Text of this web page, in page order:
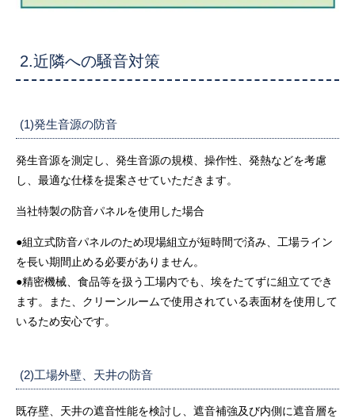
2.近隣への騒音対策
(1)発生音源の防音
発生音源を測定し、発生音源の規模、操作性、発熱などを考慮
し、最適な仕様を提案させていただきます。
当社特製の防音パネルを使用した場合
●組立式防音パネルのため現場組立が短時間で済み、工場ライン
を長い期間止める必要がありません。
●精密機械、食品等を扱う工場内でも、埃をたてずに組立てでき
ます。また、クリーンルームで使用されている表面材を使用して
いるため安心です。
(2)工場外壁、天井の防音
既存壁、天井の遮音性能を検討し、遮音補強及び内側に遮音層を